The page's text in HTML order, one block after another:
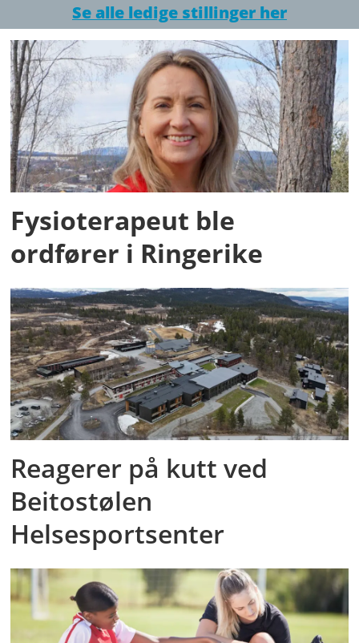
Se alle ledige stillinger her
Fysioterapeut ble
ordfører i Ringerike
Reagerer på kutt ved
Beitostølen
Helsesportsenter